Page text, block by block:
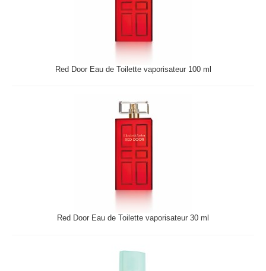
Red Door Eau de Toilette vaporisateur 100 ml
Red Door Eau de Toilette vaporisateur 30 ml